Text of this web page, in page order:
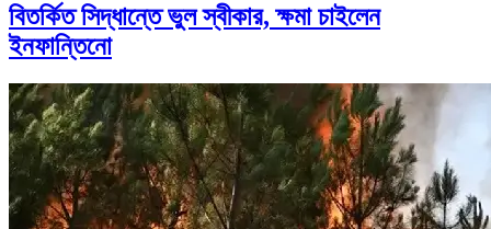
বিতর্কিত সিদ্ধান্তে ভুল স্বীকার, ক্ষমা চাইলেন
ইনফান্তিনো